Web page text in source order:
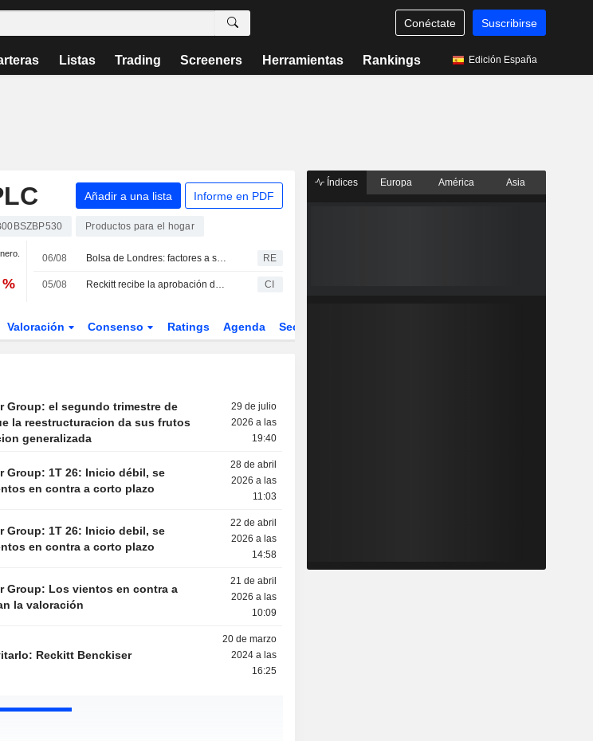
Conéctate Suscribirse
Listas Trading Screeners Herramientas Rankings Edición España
Añadir a una lista Informe en PDF
Productos para el hogar
06/08 Bolsa de Londres: factores a seguir el 6 de agosto RE
05/08 Reckitt recibe la aprobación de la FDA para Mucinex 12HR Cold & Fever Multi-Symptom CI
Valoración Consenso Ratings Agenda Sector
Group: el segundo trimestre de
la reestructuracion da sus frutos
generalizada
29 de julio
2026 a las
19:40
Group: 1T 26: Inicio débil, se
en contra a corto plazo
28 de abril
2026 a las
11:03
Group: 1T 26: Inicio debil, se
en contra a corto plazo
22 de abril
2026 a las
14:58
Group: Los vientos en contra a
la valoración
21 de abril
2026 a las
10:09
Reckitt Benckiser
20 de marzo
2024 a las
16:25
Índices Europa América Asia